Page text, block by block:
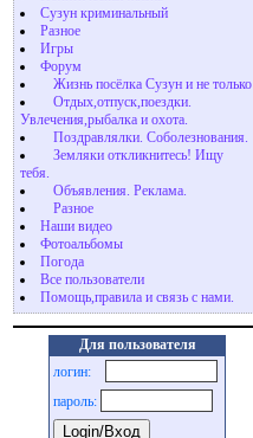
Сузун криминальный
Разное
Игры
Форум
Жизнь посёлка Сузун и не только
Отдых,отпуск,поездки.
Увлечения,рыбалка и охота.
Поздравлялки. Соболезнования.
Земляки откликнитесь! Ищу
тебя.
Объявления. Реклама.
Разное
Наши видео
Фотоальбомы
Погода
Все пользователи
Помощь,правила и связь с нами.
Для пользователя
логин:
пароль: